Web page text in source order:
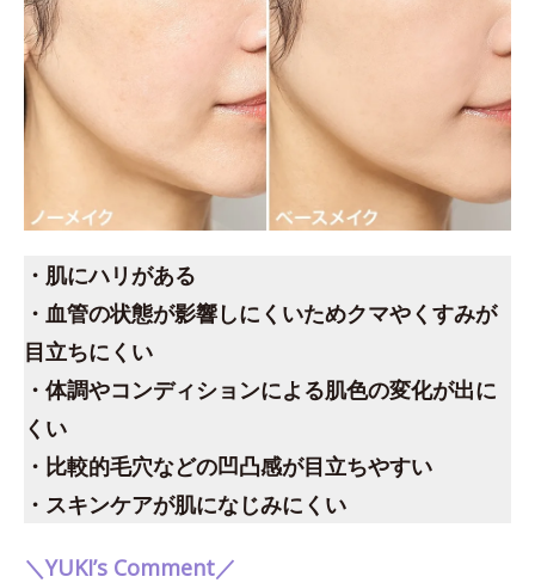
・肌にハリがある
・血管の状態が影響しにくいためクマやくすみが
目立ちにくい
・体調やコンディションによる肌色の変化が出に
くい
・比較的毛穴などの凹凸感が目立ちやすい
・スキンケアが肌になじみにくい
＼YUKI’s Comment／